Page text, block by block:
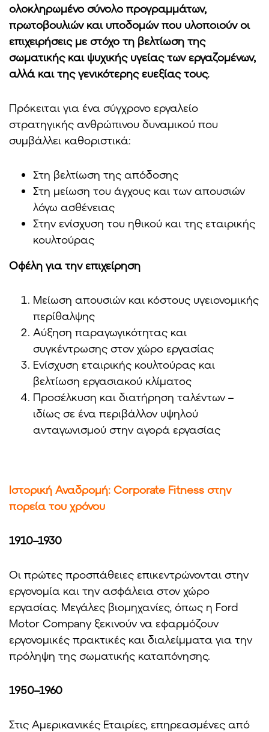
ολοκληρωμένο σύνολο προγραμμάτων,
πρωτοβουλιών και υποδομών που υλοποιούν οι
επιχειρήσεις με στόχο τη βελτίωση της
σωματικής και ψυχικής υγείας των εργαζομένων,
αλλά και της γενικότερης ευεξίας τους.
Πρόκειται για ένα σύγχρονο εργαλείο
στρατηγικής ανθρώπινου δυναμικού που
συμβάλλει καθοριστικά:
Στη βελτίωση της απόδοσης
Στη μείωση του άγχους και των απουσιών
λόγω ασθένειας
Στην ενίσχυση του ηθικού και της εταιρικής
κουλτούρας
Οφέλη για την επιχείρηση
Μείωση απουσιών και κόστους υγειονομικής
περίθαλψης
Αύξηση παραγωγικότητας και
συγκέντρωσης στον χώρο εργασίας
Ενίσχυση εταιρικής κουλτούρας και
βελτίωση εργασιακού κλίματος
Προσέλκυση και διατήρηση ταλέντων –
ιδίως σε ένα περιβάλλον υψηλού
ανταγωνισμού στην αγορά εργασίας
Ιστορική Αναδρομή: Corporate Fitness στην
πορεία του χρόνου
1910–1930
Οι πρώτες προσπάθειες επικεντρώνονται στην
εργονομία και την ασφάλεια στον χώρο
εργασίας. Μεγάλες βιομηχανίες, όπως η Ford
Motor Company ξεκινούν να εφαρμόζουν
εργονομικές πρακτικές και διαλείμματα για την
πρόληψη της σωματικής καταπόνησης.
1950–1960
Στις Αμερικανικές Εταιρίες, επηρεασμένες από